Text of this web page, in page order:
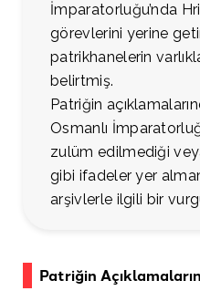
İmparatorluğu’nda
görevlerini yerine
patrikhanelerin
belirtmiş.
Patriğin
Osmanlı
zulüm edilmediği
gibi ifadeler yer
arşivlerle ilgili bir
Patriğin